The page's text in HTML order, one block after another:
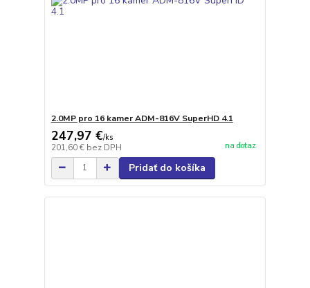
2.0MP pro 16 kamer ADM-816V SuperHD 4.1
247,97 €/ks
201,60 € bez DPH na dotaz
Pridať do košíka